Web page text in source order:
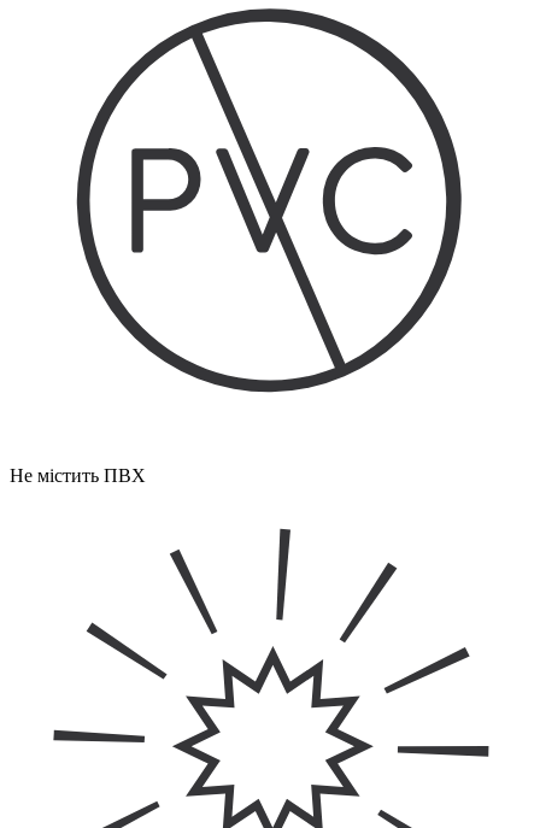
Не містить ПВХ